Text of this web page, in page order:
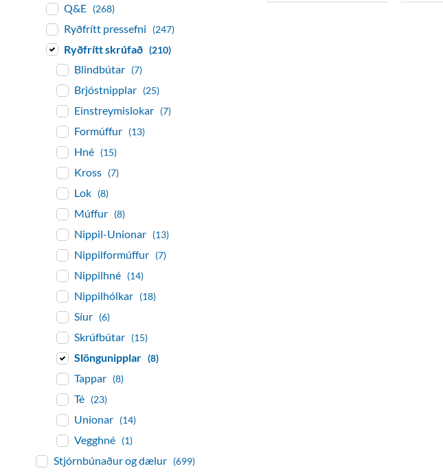
Q&E (268)
Ryðfrítt pressefni (247)
Ryðfrítt skrúfað (210)
Blindbútar (7)
Brjóstnipplar (25)
Einstreymislokar (7)
Formúffur (13)
Hné (15)
Kross (7)
Lok (8)
Múffur (8)
Nippil-Unionar (13)
Nippilformúffur (7)
Nippilhné (14)
Nippilhólkar (18)
Síur (6)
Skrúfbútar (15)
Slöngunipplar (8)
Tappar (8)
Té (23)
Unionar (14)
Vegghné (1)
Stjórnbúnaður og dælur (699)